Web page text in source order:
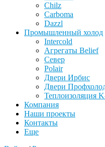
Chilz
Carboma
Dazzl
Промышленный холод
Intercold
Агрегаты Belief
Север
Polair
Двери Ирбис
Двери
Теплоизоляция
Компания
Наши проекты
Контакты
Еще